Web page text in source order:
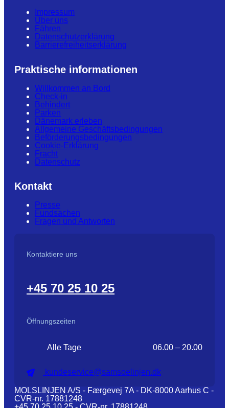
Impressum
Über uns
Fähren
Datenschutzerklärung
Barrierefreiheitserklärung
Praktische informationen
Willkommen an Bord
Check-in
Behindert
Parken
Dänemark erleben
Allgemeine Geschäftsbedingungen
Beförderungsbedingungen
Cookie-Erklärung
Fracht
Datenschutz
Kontakt
Presse
Fundsachen
Fragen und Antworten
Kontaktiere uns
+45 70 25 10 25
Öffnungszeiten
Alle Tage 06.00 – 20.00
kundeservice@samsoelinjen.dk
MOLSLINJEN A/S - Færgevej 7A - DK-8000 Aarhus C -
CVR-nr. 17881248